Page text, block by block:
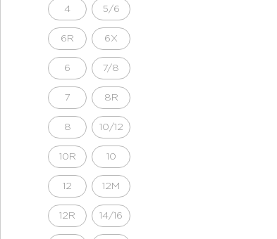
4 5/6
6R 6X
6 7/8
7 8R
8 10/12
10R 10
12 12M
12R 14/16